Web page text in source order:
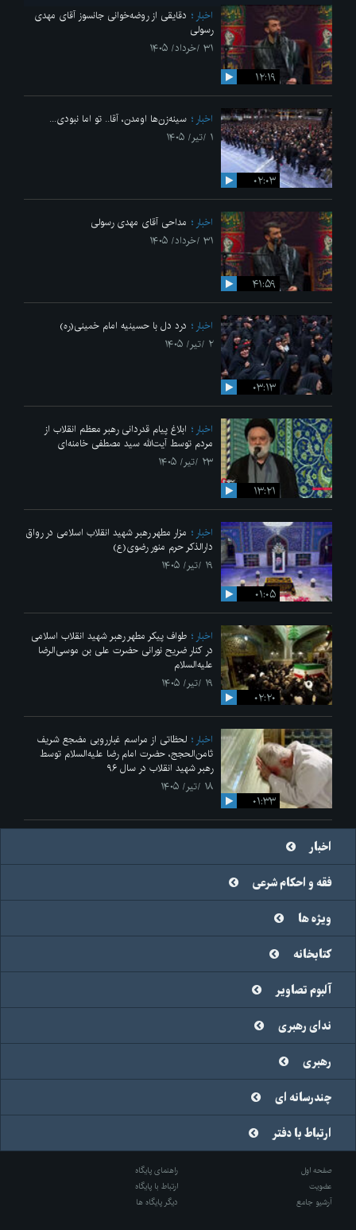
۱۲:۱۹
اخبار
دقایقی از روضه‌خوانی جانسوز آقای مهدی
رسولی
۳۱ /خرداد/ ۱۴۰۵
۰۲:۰۳
اخبار
سینه‌زن‌ها اومدن،‌ آقا.. تو اما نبودی...
۱ /تیر/ ۱۴۰۵
۴۱:۵۹
اخبار
مداحی آقای مهدی رسولی
۳۱ /خرداد/ ۱۴۰۵
۰۳:۱۳
اخبار
درد دل با حسینیه امام خمینی(ره)
۲ /تیر/ ۱۴۰۵
۱۳:۲۱
اخبار
ابلاغ پیام قدردانی رهبر معظم انقلاب از
مردم توسط آیت‌الله سید مصطفی خامنه‌ای
۲۳ /تیر/ ۱۴۰۵
۰۱:۰۵
اخبار
مزار مطهر رهبر شهید انقلاب اسلامی در رواق
دارالذکر حرم منور رضوی(ع)
۱۹ /تیر/ ۱۴۰۵
۰۲:۲۰
اخبار
طواف پیکر مطهر رهبر شهید انقلاب اسلامی
در کنار ضریح نورانی حضرت علی‌ بن موسی‌الرضا
علیه‌السلام
۱۹ /تیر/ ۱۴۰۵
۰۱:۳۳
اخبار
لحظاتی از مراسم غبارروبی مضجع شریف
ثامن‌الحجج، حضرت امام رضا علیه‌السلام توسط
رهبر شهید انقلاب در سال ۹۶
۱۸ /تیر/ ۱۴۰۵
اخبار
فقه و احکام شرعی
ویژه ها
کتابخانه
آلبوم تصاویر
ندای رهبری
رهبری
چندرسانه ای
ارتباط با دفتر
صفحه اول
راهنمای پایگاه
عضویت
ارتباط با پایگاه
آرشیو جامع
دیگر پایگاه ها